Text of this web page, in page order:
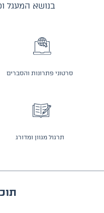
בנושא המעגל
סרטוני פתרונות והסברים
תרגול מגוון ומדורג